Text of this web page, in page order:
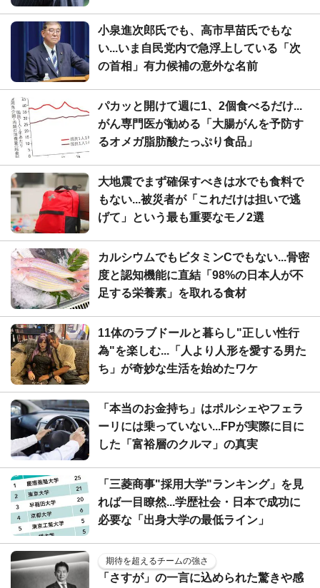
小泉進次郎氏でも、高市早苗氏でもな
い...いま自民党内で急浮上している「次
の首相」有力候補の意外な名前
パカッと開けて週に1、2個食べるだけ...
がん専門医が勧める「大腸がんを予防す
るオメガ脂肪酸たっぷり食品」
大地震でまず確保すべきは水でも食料で
もない...被災者が「これだけは担いで逃
げて」という最も重要なモノ2選
カルシウムでもビタミンCでもない...骨密
度と認知機能に直結「98%の日本人が不
足する栄養素」を取れる食材
11体のラブドールと暮らし"正しい性行
為"を楽しむ...「人より人形を愛する男た
ち」が奇妙な生活を始めたワケ
「本当のお金持ち」はポルシェやフェラ
ーリには乗っていない...FPが実際に目に
した「富裕層のクルマ」の真実
「三菱商事"採用大学"ランキング」を見
れば一目瞭然...学歴社会・日本で成功に
必要な「出身大学の最低ライン」
期待を超えるチームの強さ
「さすが」の一言に込められた驚きや感